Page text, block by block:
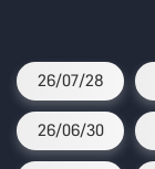
26/07/28
26/06/30